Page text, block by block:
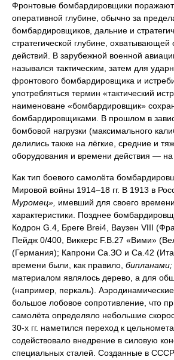
Фронтовые бомбардировщики
оперативной глубине, обычно за
бомбардировщиков, дальние и
стратегической глубине,
действий. В зарубежной военной
назывался тактическим, затем для
фронтового бомбардировщика и
употребляться термин «тактический
наименоване «бомбардировщик»
бомбардировщиками. В прошлом в
бомбовой нагрузки (максимального
делились также на лёгкие, средние и
оборудования и времени действия —
Как тип боевого самолёта
Мировой войны 1914–18 гг. В 1913 в
Муромец», имевший для своего
характеристики. Позднее
Кодрон G.4, Бреге Brei4, Ваузен VIII
Пейдж 0/400, Виккерс F.B.27 «Вими»
(Германия); Капрони Са.ЗО и Са.42
времени были, как правило, бипланами;
материалом являлось дерево, а для
(например, перкаль).
большое лобовое сопротивление, что
самолёта определяло небольшие
30-х гг. наметился переход к
содействовало внедрение в силовую
специальных сталей. Созданные в